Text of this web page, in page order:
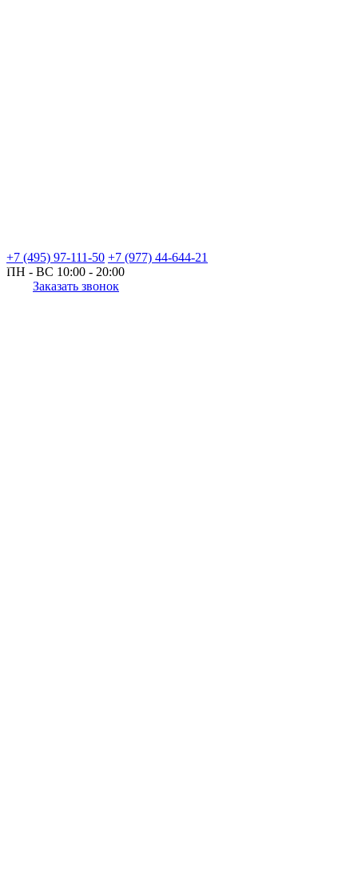
+7 (495) 97-111-50 +7 (977) 44-644-21
ПН - ВС 10:00 - 20:00
Заказать звонок